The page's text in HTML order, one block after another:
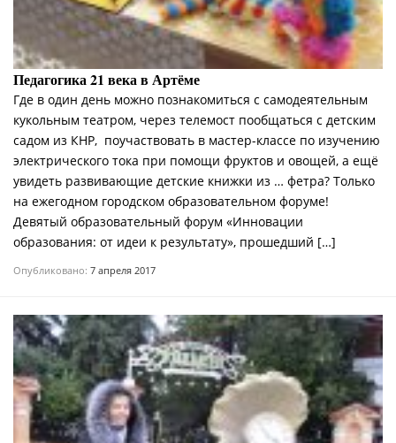
Педагогика 21 века в Артёме
Где в один день можно познакомиться с самодеятельным
кукольным театром, через телемост пообщаться с детским
садом из КНР, поучаствовать в мастер-классе по изучению
электрического тока при помощи фруктов и овощей, а ещё
увидеть развивающие детские книжки из … фетра? Только
на ежегодном городском образовательном форуме!
Девятый образовательный форум «Инновации
образования: от идеи к результату», прошедший […]
Опубликовано: 7 апреля 2017